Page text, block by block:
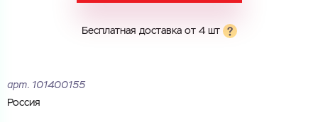
Комментарий
Электронная почта
Бесплатная доставка от 4 шт
арт. 101400155
Россия